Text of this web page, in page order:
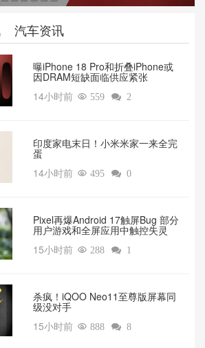
汽车资讯
曝iPhone 18 Pro和折叠iPhone或
因DRAM短缺面临供应紧张
14小时前  559  2
印度家电末日！小米米家一来全完
蛋
14小时前  495  0
Pixel再爆Android 17触屏Bug 部分
用户游戏和全屏应用中触控失灵
15小时前  288  1
杀疯！iQOO Neo11至尊版屏幕同
级没对手
15小时前  888  8